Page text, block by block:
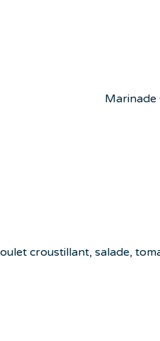
Marinade
croustillant, salade,